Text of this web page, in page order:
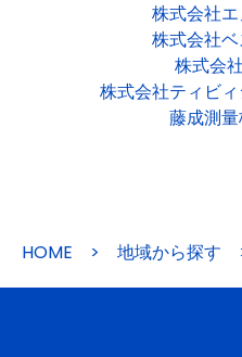
株式会社
株式会社
株式会
株式会社ティビ
藤成測
HOME > 地域から探す